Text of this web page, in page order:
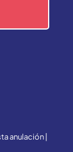
anulación |